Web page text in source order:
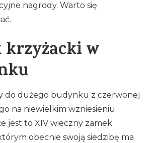
nagrody. Warto się
krzyżacki w
do dużego budynku z czerwonej
na niewielkim wzniesieniu.
jest to XIV wieczny zamek
obecnie swoją siedzibę ma